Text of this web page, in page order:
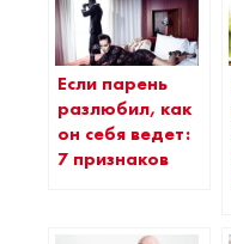
Если парень
разлюбил, как
он себя ведет:
7 признаков